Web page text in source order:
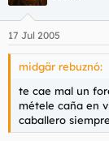
17 Jul 2005
midgär rebuznó:
te cae mal un
métele caña en
caballero